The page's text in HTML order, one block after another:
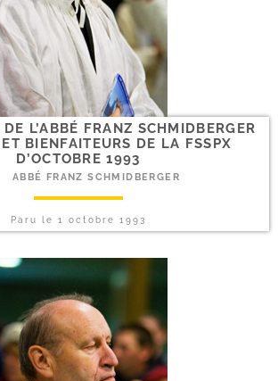
L’ABBÉ FRANZ SCHMIDBERGER
BIENFAITEURS DE LA FSSPX
D’OCTOBRE 1993
ABBÉ FRANZ SCHMIDBERGER
Paru le 1 octobre 1993